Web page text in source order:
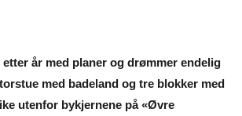
år med planer og drømmer endelig
med badeland og tre blokker med
utenfor bykjernene på «Øvre